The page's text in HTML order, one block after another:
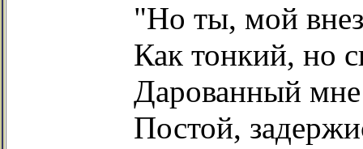
"Но ты, мой
Как тонкий, но
Дарованный мне
Постой,